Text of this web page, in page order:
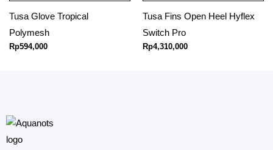
Tusa Glove Tropical
Polymesh
Rp594,000
Tusa Fins Open Heel Hyflex
Switch Pro
Rp4,310,000